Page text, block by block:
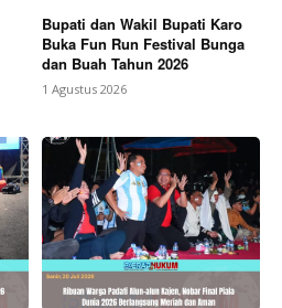
Bupati dan Wakil Bupati Karo
Buka Fun Run Festival Bunga
dan Buah Tahun 2026
1 Agustus 2026